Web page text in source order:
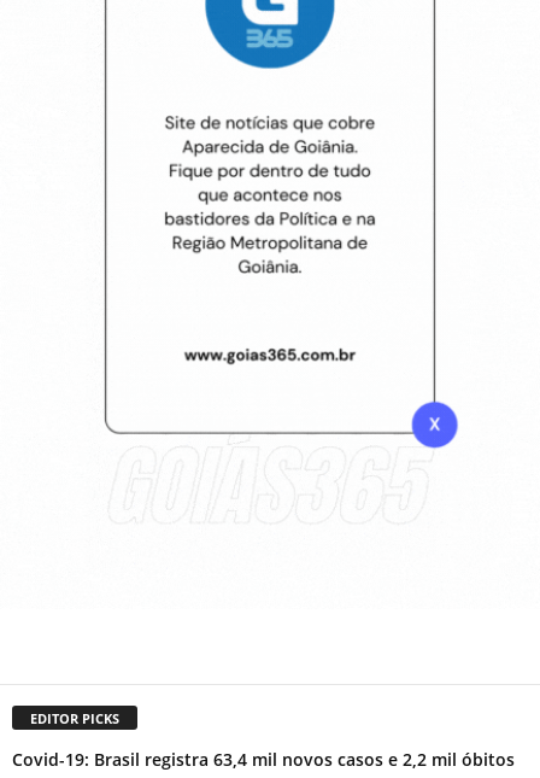
EDITOR PICKS
Covid-19: Brasil registra 63,4 mil novos casos e 2,2 mil óbitos